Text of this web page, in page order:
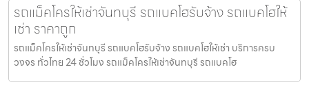
รถแม็คโครให้เช่าจันทบุรี รถแบคโฮรับจ้าง รถแบคโฮให้
เช่า ราคาถูก
รถแม็คโครให้เช่าจันทบุรี รถแบคโฮรับจ้าง รถแบคโฮให้เช่า บริการครบ
วงจร ทั่วไทย 24 ชั่วโมง รถแม็คโครให้เช่าจันทบุรี รถแบคโฮ